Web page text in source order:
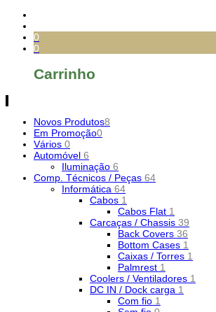
0
0
Carrinho
Novos Produtos8
Em Promoção0
Vários 0
Automóvel 6
Iluminação 6
Comp. Técnicos / Peças 64
Informática 64
Cabos 1
Cabos Flat 1
Carcaças / Chassis 39
Back Covers 36
Bottom Cases 1
Caixas / Torres 1
Palmrest 1
Coolers / Ventiladores 1
DC IN / Dock carga 1
Com fio 1